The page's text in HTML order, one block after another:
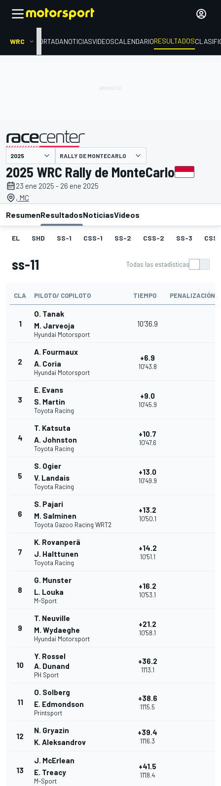
WRC PORTADANOTICIASVIDEOSCALENDARIORESULTADOS
presentado por RALLY DE MONTECARLO
2025 WRC Rally de MonteCarlo
23 ene 2025 - 26 ene 2025
, MC
ResumenResultadosNoticiasVideos
EL SHD SS-1 CSS-1 SS-2 CSS-2 SS-3
ss-11 Todas las estadísticas
CLA PILOTO/ COPILOTO TIEMPO PENALIZACIÓN
1
O. Tanak
M. Jarveoja
Hyundai Motorsport
10'36.9
2
A. Fourmaux
A. Coria
Hyundai Motorsport
+6.9
10'43.8
3
E. Evans
S. Martin
Toyota Racing
+9.0
10'45.9
4
T. Katsuta
A. Johnston
Toyota Racing
+10.7
10'47.6
5
S. Ogier
V. Landais
Toyota Racing
+13.0
10'49.9
6
S. Pajari
M. Salminen
Toyota Gazoo Racing WRT2
+13.2
10'50.1
7
K. Rovanperä
J. Halttunen
Toyota Racing
+14.2
10'51.1
8
G. Munster
L. Louka
M-Sport
+16.2
10'53.1
9
T. Neuville
M. Wydaeghe
Hyundai Motorsport
+21.2
10'58.1
10
Y. Rossel
A. Dunand
PH Sport
+36.2
11'13.1
11
O. Solberg
E. Edmondson
Printsport
+38.6
11'15.5
12
N. Gryazin
K. Aleksandrov
+39.4
11'16.3
13
J. McErlean
E. Treacy
M-Sport
+41.5
11'18.4